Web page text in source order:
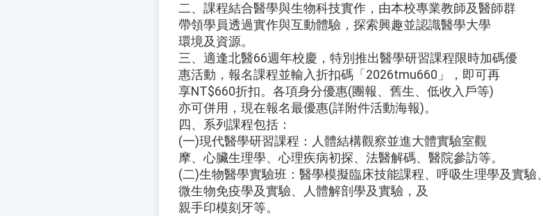
二、課程結合醫學與生物科技實作，由本校專業教師及醫師群
帶領學員透過實作與互動體驗，探索興趣並認識醫學大學
環境及資源。
三、適逢北醫66週年校慶，特別推出醫學研習課程限時加碼優
惠活動，報名課程並輸入折扣碼「2026tmu660」，即可再
享NT$660折扣。各項身分優惠(團報、舊生、低收入戶等)
亦可併用，現在報名最優惠(詳附件活動海報)。
四、系列課程包括：
(一)現代醫學研習課程：人體結構觀察並進大體實驗室觀
摩、心臟生理學、心理疾病初探、法醫解碼、醫院參訪等。
(二)生物醫學實驗班：醫學模擬臨床技能課程、呼吸生理學及實驗、
微生物免疫學及實驗、人體解剖學及實驗，及
親手印模刻牙等。